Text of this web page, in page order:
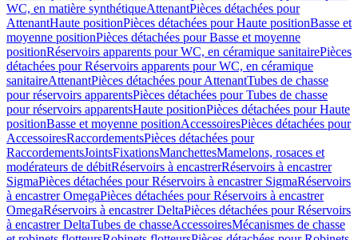
WC, en matière synthétiqueAttenantPièces détachées pour
AttenantHaute positionPièces détachées pour Haute positionBasse et
moyenne positionPièces détachées pour Basse et moyenne
positionRéservoirs apparents pour WC, en céramique sanitairePièces
détachées pour Réservoirs apparents pour WC, en céramique
sanitaireAttenantPièces détachées pour AttenantTubes de chasse
pour réservoirs apparentsPièces détachées pour Tubes de chasse
pour réservoirs apparentsHaute positionPièces détachées pour Haute
positionBasse et moyenne positionAccessoiresPièces détachées pour
AccessoiresRaccordementsPièces détachées pour
RaccordementsJointsFixationsManchettesMamelons, rosaces et
modérateurs de débitRéservoirs à encastrerRéservoirs à encastrer
SigmaPièces détachées pour Réservoirs à encastrer SigmaRéservoirs
à encastrer OmegaPièces détachées pour Réservoirs à encastrer
OmegaRéservoirs à encastrer DeltaPièces détachées pour Réservoirs
à encastrer DeltaTubes de chasseAccessoiresMécanismes de chasse